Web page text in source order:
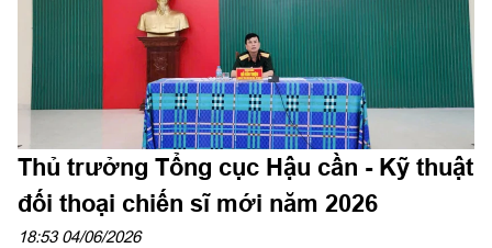
phương, cán bộ, chiến sĩ lực lượng vũ trang hai bên.
Thủ trưởng Tổng cục Hậu cần - Kỹ thuật
đối thoại chiến sĩ mới năm 2026
18:53 04/06/2026